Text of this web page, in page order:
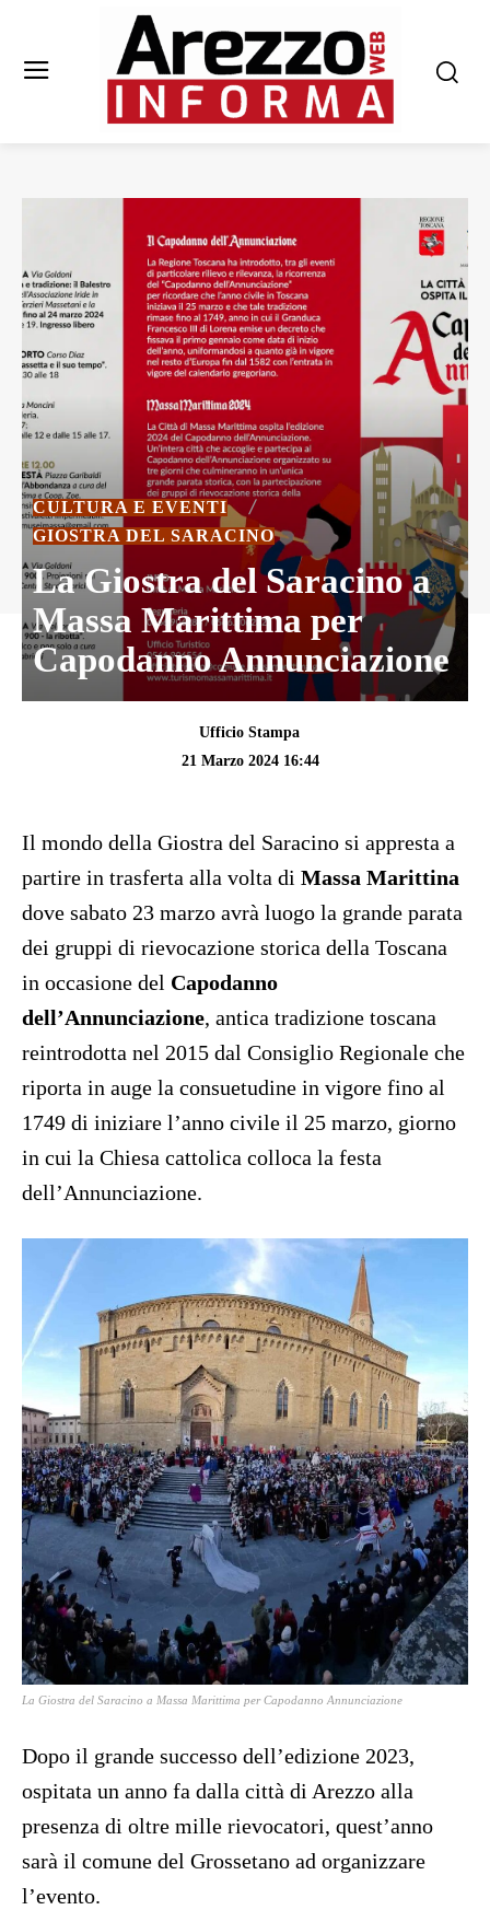
CULTURA E EVENTI
GIOSTRA DEL SARACINO
La Giostra del Saracino a
Massa Marittima per
Capodanno Annunciazione
Ufficio Stampa
21 Marzo 2024 16:44
Il mondo della Giostra del Saracino si appresta a
partire in trasferta alla volta di Massa Marittina
dove sabato 23 marzo avrà luogo la grande parata
dei gruppi di rievocazione storica della Toscana
in occasione del Capodanno
dell’Annunciazione, antica tradizione toscana
reintrodotta nel 2015 dal Consiglio Regionale che
riporta in auge la consuetudine in vigore fino al
1749 di iniziare l’anno civile il 25 marzo, giorno
in cui la Chiesa cattolica colloca la festa
dell’Annunciazione.
La Giostra del Saracino a Massa Marittima per Capodanno Annunciazione
Dopo il grande successo dell’edizione 2023,
ospitata un anno fa dalla città di Arezzo alla
presenza di oltre mille rievocatori, quest’anno
sarà il comune del Grossetano ad organizzare
l’evento.